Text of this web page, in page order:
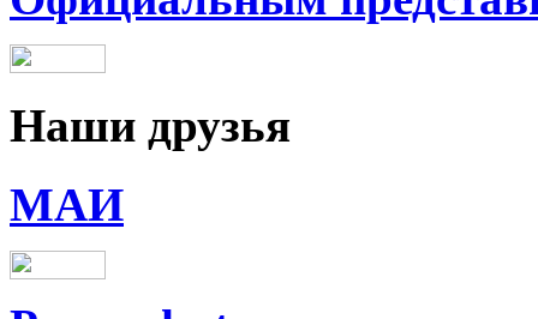
Наши друзья
МАИ